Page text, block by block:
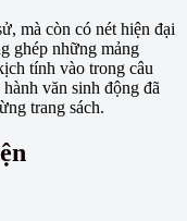
mà còn có nét hiện đại
ghép những mảng
tính vào trong câu
văn sinh động đã
trang sách.